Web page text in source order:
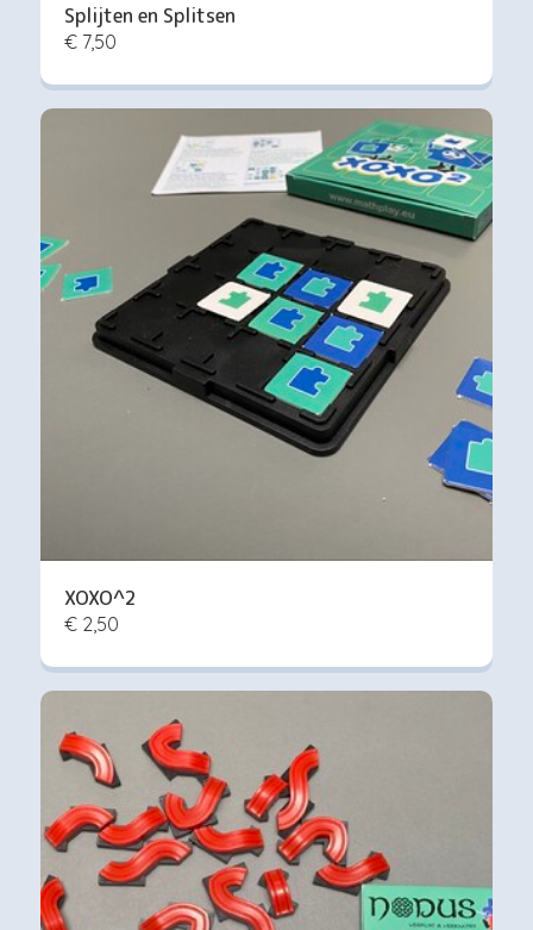
Splijten en Splitsen
€ 7,50
XOXO^2
€ 2,50